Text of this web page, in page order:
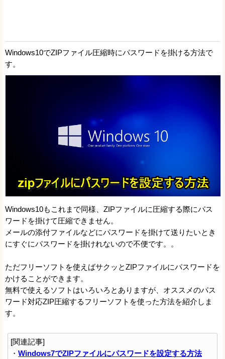
Windows10でZIPファイル圧縮時にパスワードを掛ける方法で
す。
Windows10もこれまで同様、ZIPファイルに圧縮する際にパス
ワードを掛けて圧縮できません。
メールの添付ファイルなどにパスワードを掛けて送りたいとき
にすぐにパスワードを掛けれないので不便です。。
ただフリーソフトを使えばサクッとZIPファイルにパスワードを
かけることができます。
無料で使えるソフトはいろいろとありますが、オススメのパス
ワード対応ZIP圧縮するフリーソフトを使った方法を紹介しま
す。
[関連記事]
・ Windows7でZIPファイルにパスワードを設定する方法